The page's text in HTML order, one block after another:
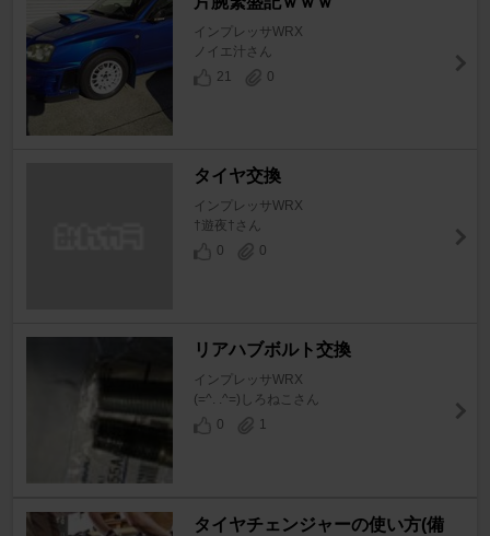
インプレッサWRX
ノイエ汁さん
21
0
タイヤ交換
インプレッサWRX
†遊夜†さん
0
0
リアハブボルト交換
インプレッサWRX
(=^. .^=)しろねこさん
0
1
タイヤチェンジャーの使い方(備